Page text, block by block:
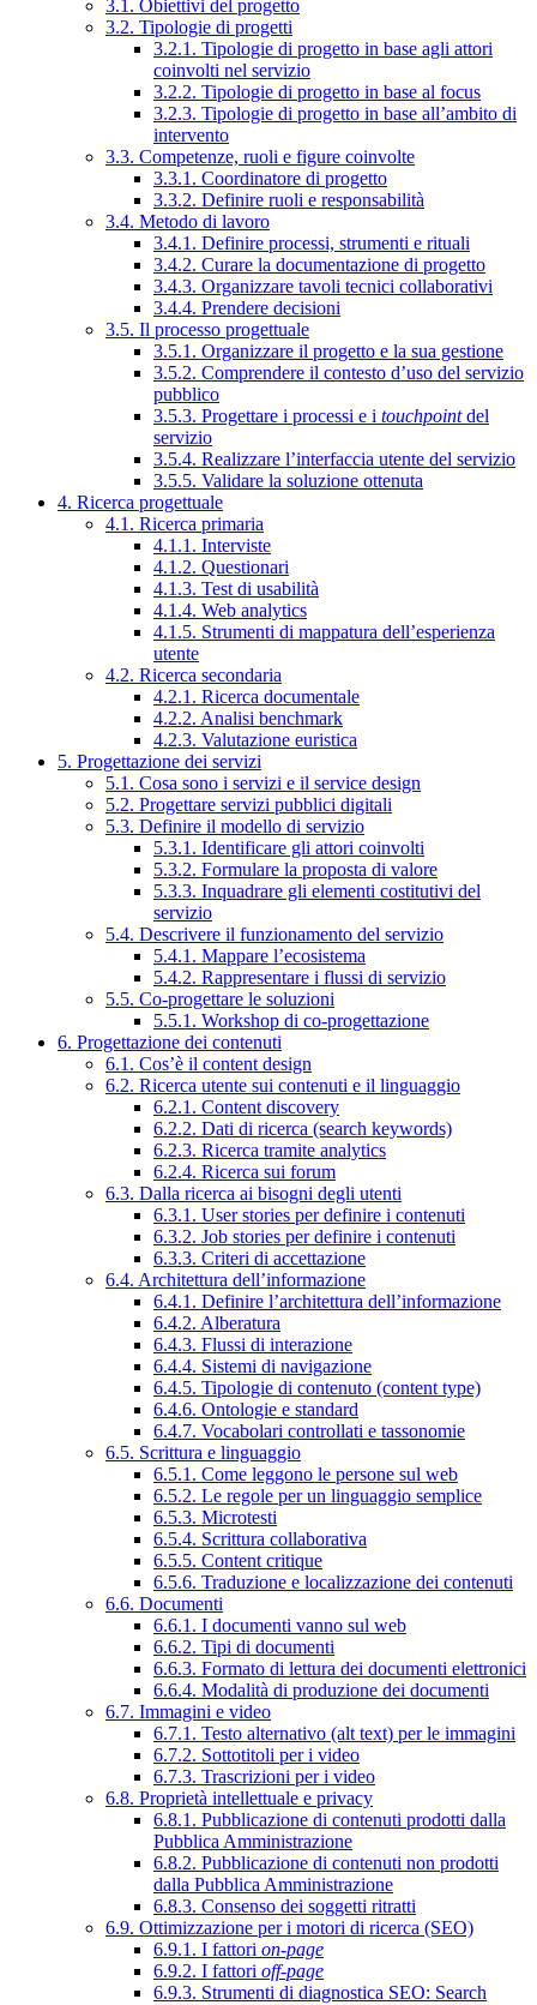
3.1. Obiettivi del progetto
3.2. Tipologie di progetti
3.2.1. Tipologie di progetto in base agli attori
coinvolti nel servizio
3.2.2. Tipologie di progetto in base al focus
3.2.3. Tipologie di progetto in base all’ambito di
intervento
3.3. Competenze, ruoli e figure coinvolte
3.3.1. Coordinatore di progetto
3.3.2. Definire ruoli e responsabilità
3.4. Metodo di lavoro
3.4.1. Definire processi, strumenti e rituali
3.4.2. Curare la documentazione di progetto
3.4.3. Organizzare tavoli tecnici collaborativi
3.4.4. Prendere decisioni
3.5. Il processo progettuale
3.5.1. Organizzare il progetto e la sua gestione
3.5.2. Comprendere il contesto d’uso del servizio
pubblico
3.5.3. Progettare i processi e i touchpointdel
servizio
3.5.4. Realizzare l’interfaccia utente del servizio
3.5.5. Validare la soluzione ottenuta
4. Ricerca progettuale
4.1. Ricerca primaria
4.1.1. Interviste
4.1.2. Questionari
4.1.3. Test di usabilità
4.1.4. Web analytics
4.1.5. Strumenti di mappatura dell’esperienza
utente
4.2. Ricerca secondaria
4.2.1. Ricerca documentale
4.2.2. Analisi benchmark
4.2.3. Valutazione euristica
5. Progettazione dei servizi
5.1. Cosa sono i servizi e il service design
5.2. Progettare servizi pubblici digitali
5.3. Definire il modello di servizio
5.3.1. Identificare gli attori coinvolti
5.3.2. Formulare la proposta di valore
5.3.3. Inquadrare gli elementi costitutivi del
servizio
5.4. Descrivere il funzionamento del servizio
5.4.1. Mappare l’ecosistema
5.4.2. Rappresentare i flussi di servizio
5.5. Co-progettare le soluzioni
5.5.1. Workshop di co-progettazione
6. Progettazione dei contenuti
6.1. Cos’è il content design
6.2. Ricerca utente sui contenuti e il linguaggio
6.2.1. Content discovery
6.2.2. Dati di ricerca (search keywords)
6.2.3. Ricerca tramite analytics
6.2.4. Ricerca sui forum
6.3. Dalla ricerca ai bisogni degli utenti
6.3.1. User stories per definire i contenuti
6.3.2. Job stories per definire i contenuti
6.3.3. Criteri di accettazione
6.4. Architettura dell’informazione
6.4.1. Definire l’architettura dell’informazione
6.4.2. Alberatura
6.4.3. Flussi di interazione
6.4.4. Sistemi di navigazione
6.4.5. Tipologie di contenuto (content type)
6.4.6. Ontologie e standard
6.4.7. Vocabolari controllati e tassonomie
6.5. Scrittura e linguaggio
6.5.1. Come leggono le persone sul web
6.5.2. Le regole per un linguaggio semplice
6.5.3. Microtesti
6.5.4. Scrittura collaborativa
6.5.5. Content critique
6.5.6. Traduzione e localizzazione dei contenuti
6.6. Documenti
6.6.1. I documenti vanno sul web
6.6.2. Tipi di documenti
6.6.3. Formato di lettura dei documenti elettronici
6.6.4. Modalità di produzione dei documenti
6.7. Immagini e video
6.7.1. Testo alternativo (alt text) per le immagini
6.7.2. Sottotitoli per i video
6.7.3. Trascrizioni per i video
6.8. Proprietà intellettuale e privacy
6.8.1. Pubblicazione di contenuti prodotti dalla
Pubblica Amministrazione
6.8.2. Pubblicazione di contenuti non prodotti
dalla Pubblica Amministrazione
6.8.3. Consenso dei soggetti ritratti
6.9. Ottimizzazione per i motori di ricerca (SEO)
6.9.1. I fattori on-page
6.9.2. I fattori off-page
6.9.3. Strumenti di diagnostica SEO: Search